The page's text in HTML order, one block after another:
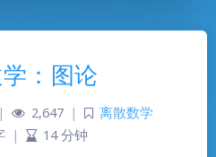
：图论
| 2,647 |
离散数学
| 14 分钟